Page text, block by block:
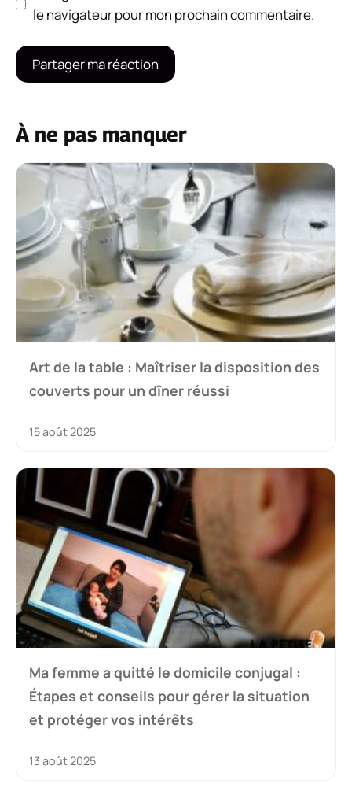
le navigateur pour mon prochain commentaire.
À ne pas manquer
Art de la table : Maîtriser la disposition des
couverts pour un dîner réussi
15 août 2025
Ma femme a quitté le domicile conjugal :
Étapes et conseils pour gérer la situation
et protéger vos intérêts
13 août 2025